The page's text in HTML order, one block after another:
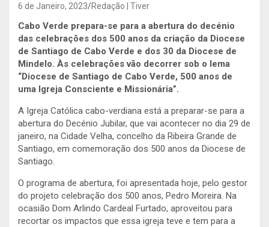
6 de Janeiro, 2023 Redação | Tiver
Cabo Verde prepara-se para a abertura do decénio
das celebrações dos 500 anos da criação da Diocese
de Santiago de Cabo Verde e dos 30 da Diocese de
Mindelo. Às celebrações vão decorrer sob o lema
“Diocese de Santiago de Cabo Verde, 500 anos de
uma Igreja Consciente e Missionária”.
A Igreja Católica cabo-verdiana está a preparar-se para a
abertura do Decénio Jubilar, que vai acontecer no dia 29 de
janeiro, na Cidade Velha, concelho da Ribeira Grande de
Santiago, em comemoração dos 500 anos da Diocese de
Santiago.
O programa de abertura, foi apresentada hoje, pelo gestor
do projeto celebração dos 500 anos, Pedro Moreira. Na
ocasião Dom Arlindo Cardeal Furtado, aproveitou para
recortar os impactos que essa igreja teve e tem para a